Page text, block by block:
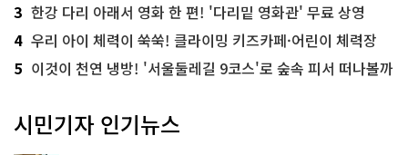
3 한강 다리 아래서 영화 한 편! '다리밑 영화관' 무료 상영
4 우리 아이 체력이 쑥쑥! 클라이밍 키즈카페·어린이 체력장
5 이것이 천연 냉방! '서울둘레길 9코스'로 숲속 피서 떠나볼까
시민기자 인기뉴스